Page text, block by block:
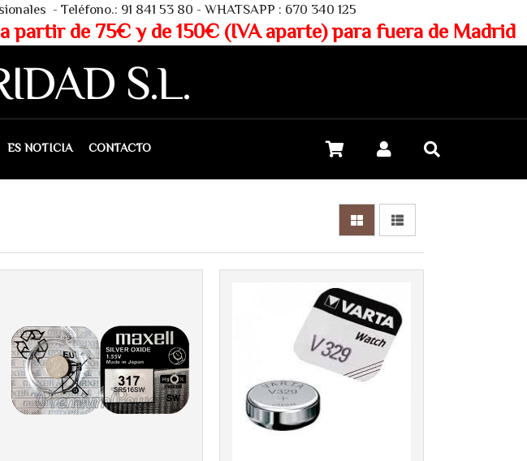
80 - WHATSAPP : 670 340 125
150€ (IVA aparte) para fuera de Madrid
S.L.
ES NOTICIA CONTACTO
Más info